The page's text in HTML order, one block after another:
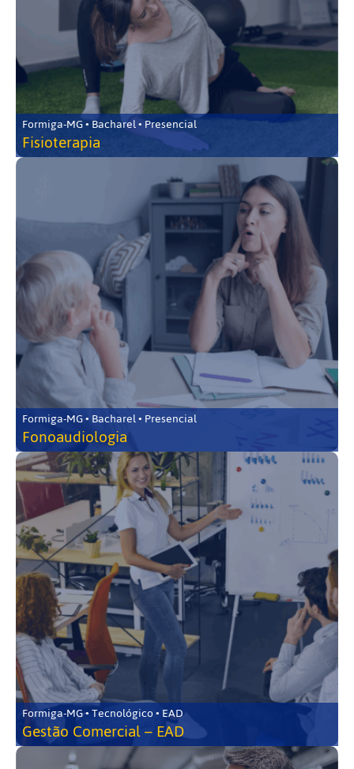
Formiga-MG • Bacharel • Presencial
Fisioterapia
Formiga-MG • Bacharel • Presencial
Fonoaudiologia
Formiga-MG • Tecnológico • EAD
Gestão Comercial – EAD